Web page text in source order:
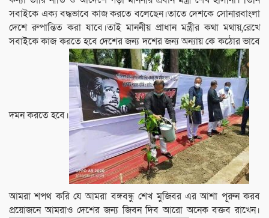
সবাইকে এক্য বদ্ধভাবে কাজ করতে বলেছেন।তাতে দেশকে সোনারবাংলা
দেশে রুপান্তিত করা যাবে।তাই মাননীয় প্রাধান মন্ত্রীর কথা মথায়,রেখে
সবাইকে কাজ করতে হবে দেশের জন্য দশের জন্য অন্যায় কে কঠোর ভাবে
দমন করতে হবে।
আমরা শপথ করি যে আমরা বঙ্গবন্ধু শেখ মুজিবর এর আশা পূরুন করব
প্রয়োজনে আমরাও দেশের জন্য জিবন দিব আরো অনেক বক্তব রাখেন।